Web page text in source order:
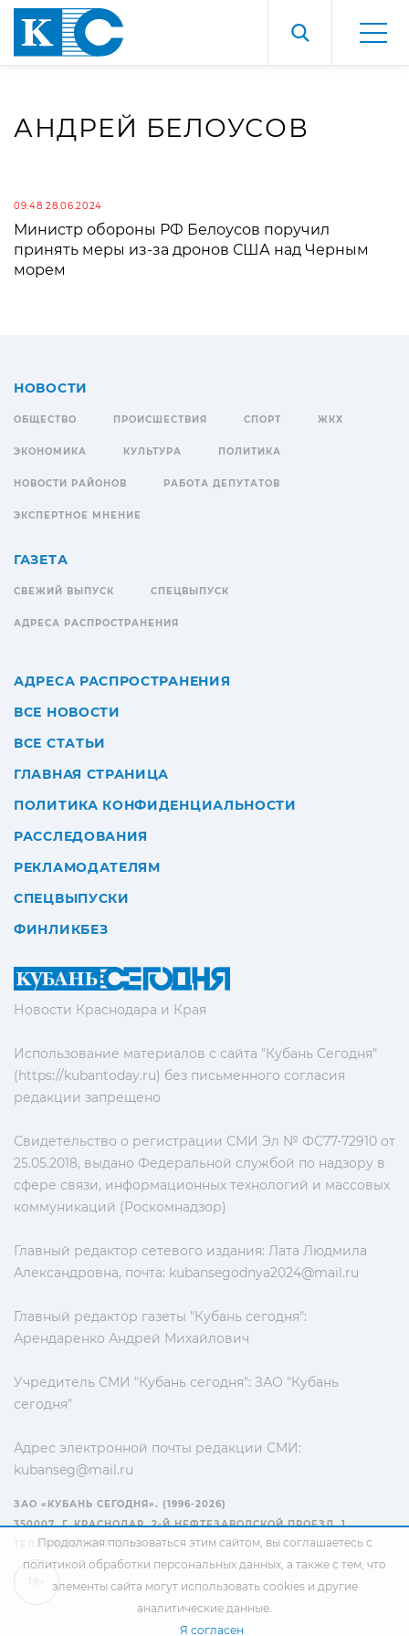
АНДРЕЙ БЕЛОУСОВ
09:48 28.06.2024
Министр обороны РФ Белоусов поручил
принять меры из-за дронов США над Черным
морем
Новости Краснодара и Края
Использование материалов с сайта "Кубань Сегодня"
(https://kubantoday.ru) без письменного согласия
редакции запрещено
Свидетельство о регистрации СМИ Эл № ФС77-72910 от
25.05.2018, выдано Федеральной службой по надзору в
сфере связи, информационных технологий и массовых
коммуникаций (Роскомнадзор)
Главный редактор сетевого издания: Лата Людмила
Александровна, почта: kubansegodnya2024@mail.ru
Главный редактор газеты "Кубань сегодня":
Арендаренко Андрей Михайлович
Учредитель СМИ "Кубань сегодня": ЗАО "Кубань
сегодня"
Адрес электронной почты редакции СМИ:
kubanseg@mail.ru
НОВОСТИ
ОБЩЕСТВО ПРОИСШЕСТВИЯ СПОРТ ЖКХ
ЭКОНОМИКА КУЛЬТУРА ПОЛИТИКА
НОВОСТИ РАЙОНОВ РАБОТА ДЕПУТАТОВ
ЭКСПЕРТНОЕ МНЕНИЕ
ГАЗЕТА
СВЕЖИЙ ВЫПУСК СПЕЦВЫПУСК
АДРЕСА РАСПРОСТРАНЕНИЯ
АДРЕСА РАСПРОСТРАНЕНИЯ
ВСЕ НОВОСТИ
ВСЕ СТАТЬИ
ГЛАВНАЯ СТРАНИЦА
ПОЛИТИКА КОНФИДЕНЦИАЛЬНОСТИ
РАССЛЕДОВАНИЯ
РЕКЛАМОДАТЕЛЯМ
СПЕЦВЫПУСКИ
ФИНЛИКБЕЗ
ЗАО «КУБАНЬ СЕГОДНЯ». (1996-2026)
350007, Г. КРАСНОДАР, 2-Й НЕФТЕЗАВОДСКОЙ ПРОЕЗД, 1
ТЕЛ.: +7(861) 267-15-15
Продолжая пользоваться этим сайтом, вы соглашаетесь с
политикой обработки персональных данных, а также с тем, что
элементы сайта могут использовать cookies и другие
аналитические данные.
Я согласен